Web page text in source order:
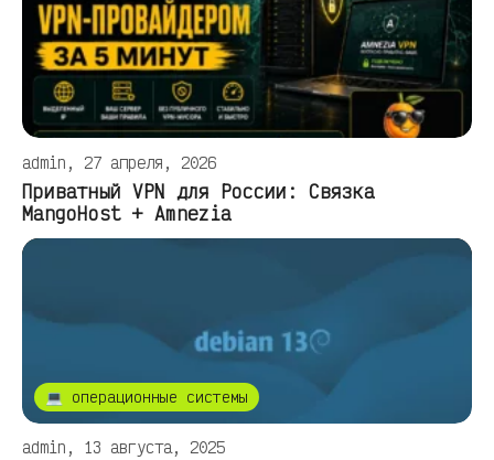
admin, 27 апреля, 2026
Приватный VPN для России: Связка
MangoHost + Amnezia
💻 операционные системы
admin, 13 августа, 2025